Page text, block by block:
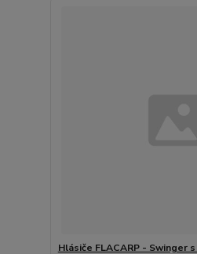
Hlásiče FLACARP - Swinger